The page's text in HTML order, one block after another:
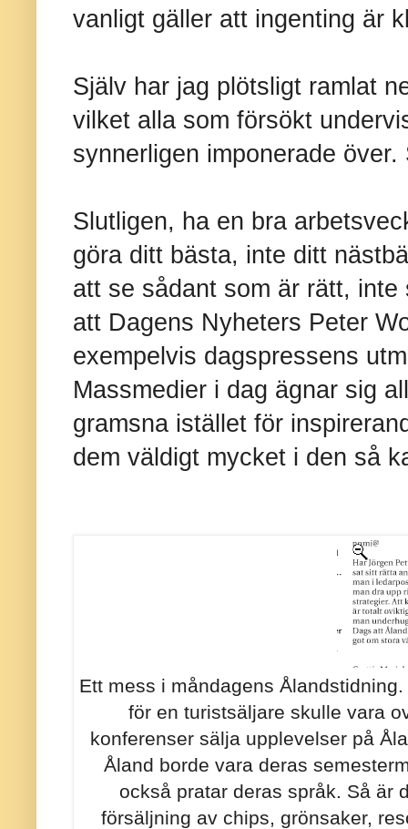
vanligt gäller att ingenting är
Själv har jag plötsligt ramlat
vilket alla som försökt
synnerligen imponerade över.
Slutligen, ha en bra
göra ditt bästa, inte ditt
att se sådant som är rätt,
att Dagens Nyheters Peter
exempelvis dagspressens
Massmedier i dag ägnar sig
gramsna istället för
dem väldigt mycket i den så
Ett mess i måndagens
för en turistsäljare skulle vara
konferenser sälja upplevelser på
Åland borde vara deras
också pratar deras språk. Så är
försäljning av chips, grönsaker,